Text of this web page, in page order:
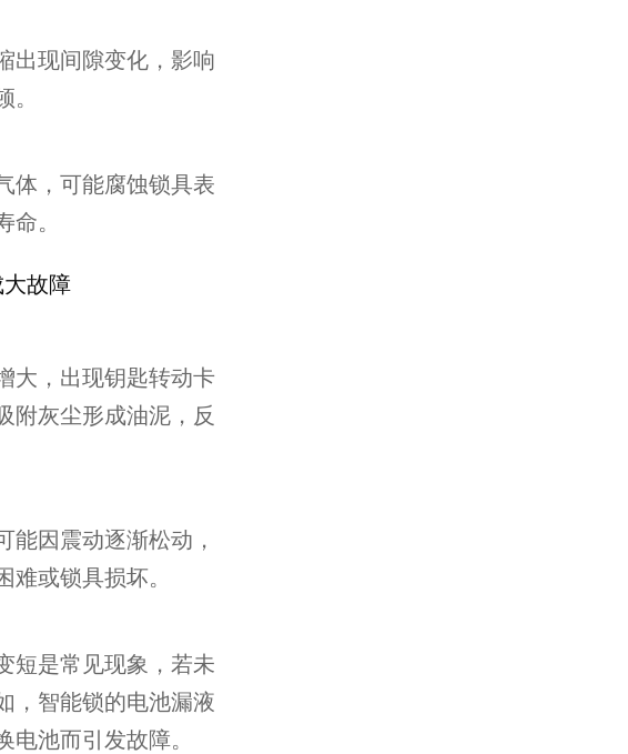
出现间隙变化，影响
体，可能腐蚀锁具表
。
故障
大，出现钥匙转动卡
附灰尘形成油泥，反
能因震动逐渐松动，
或锁具损坏。
短是常见现象，若未
，智能锁的电池漏液
池而引发故障。